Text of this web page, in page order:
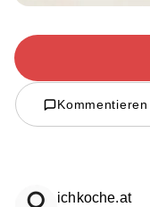
Kommentieren
ichkoche.at